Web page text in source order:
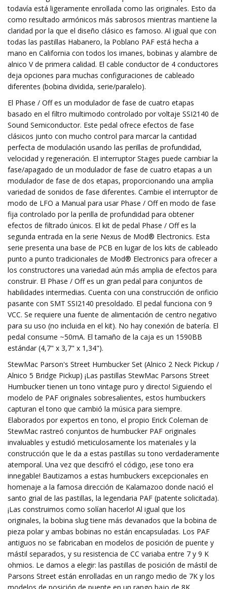
todavía está ligeramente enrollada como las originales. Esto da
como resultado armónicos más sabrosos mientras mantiene la
claridad por la que el diseño clásico es famoso. Al igual que con
todas las pastillas Habanero, la Poblano PAF está hecha a
mano en California con todos los imanes, bobinas y alambre de
alnico V de primera calidad. El cable conductor de 4 conductores
deja opciones para muchas configuraciones de cableado
diferentes (bobina dividida, serie/paralelo).
El Phase / Off es un modulador de fase de cuatro etapas
basado en el filtro multimodo controlado por voltaje SSI2140 de
Sound Semiconductor. Este pedal ofrece efectos de fase
clásicos junto con mucho control para marcar la cantidad
perfecta de modulación usando las perillas de profundidad,
velocidad y regeneración. El interruptor Stages puede cambiar la
fase/apagado de un modulador de fase de cuatro etapas a un
modulador de fase de dos etapas, proporcionando una amplia
variedad de sonidos de fase diferentes. Cambie el interruptor de
modo de LFO a Manual para usar Phase / Off en modo de fase
fija controlado por la perilla de profundidad para obtener
efectos de filtrado únicos. El kit de pedal Phase / Off es la
segunda entrada en la serie Nexus de Mod® Electronics. Esta
serie presenta una base de PCB en lugar de los kits de cableado
punto a punto tradicionales de Mod® Electronics para ofrecer a
los constructores una variedad aún más amplia de efectos para
construir. El Phase / Off es un gran pedal para conjuntos de
habilidades intermedias. Cuenta con una construcción de orificio
pasante con SMT SSI2140 presoldado. El pedal funciona con 9
VCC. Se requiere una fuente de alimentación de centro negativo
para su uso (no incluida en el kit). No hay conexión de batería. El
pedal consume ~50mA. El tamaño de la caja es un 1590BB
estándar (4,7" x 3,7" x 1,34").
StewMac Parson's Street Humbucker Set (Alnico 2 Neck Pickup /
Alnico 5 Bridge Pickup) ¡Las pastillas StewMac Parsons Street
Humbucker tienen un tono vintage puro y directo! Siguiendo el
modelo de PAF originales sobresalientes, estos humbuckers
capturan el tono que cambió la música para siempre.
Elaborados por expertos en tono, el propio Erick Coleman de
StewMac rastreó conjuntos de humbucker PAF originales
invaluables y estudió meticulosamente los materiales y la
construcción que le da a estas pastillas su tono verdaderamente
atemporal. Una vez que descifró el código, ¡ese tono era
innegable! Bautizamos a estas humbuckers excepcionales en
homenaje a la famosa dirección de Kalamazoo donde nació el
santo grial de las pastillas, la legendaria PAF (patente solicitada).
¡Las construimos como solían hacerlo! Al igual que los
originales, la bobina slug tiene más devanados que la bobina de
pieza polar y ambas bobinas no están encapsuladas. Los PAF
antiguos no se fabricaban en modelos de posición de puente y
mástil separados, y su resistencia de CC variaba entre 7 y 9 K
ohmios. Le damos a elegir: las pastillas de posición de mástil de
Parsons Street están enrolladas en un rango medio de 7K y los